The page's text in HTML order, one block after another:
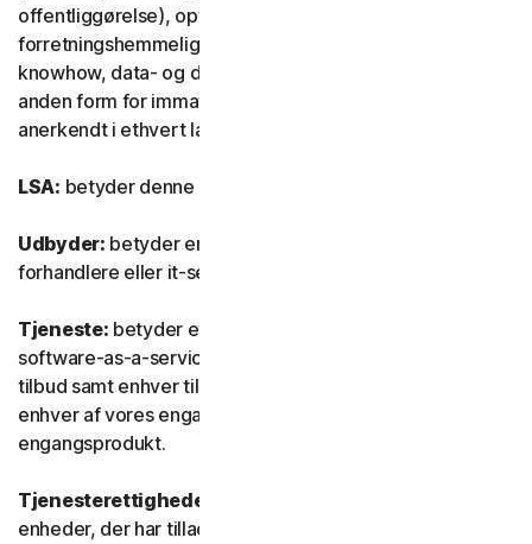
offentliggørelse), opfindelser, ophavsrettigheder,
forretningshemmeligheder, ideelle rettigheder,
knowhow, data- og databaserettigheder samt enhver
anden form for immaterielle ejendomsrettigheder, der er
anerkendt i ethvert land eller enhver jurisdiktion i verden.
LSA: betyder denne Licens- og serviceaftale.
Udbyder: betyder enhver af vores autoriserede
forhandlere eller it-serviceudbydere.
Tjeneste: betyder ethvert af vores tjeneste- eller
software-as-a-service (SaaS) abonnementsbaserede
tilbud samt enhver tilknyttet funktion eller tjeneste samt
enhver af vores engangstjenester eller ethvert
engangsprodukt.
Tjenesterettigheder:
enheder, der har tilladelse til at bruge softwaren, som